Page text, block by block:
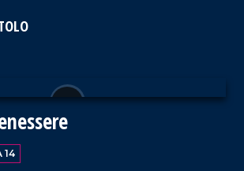
Società Italiana di Cardiologia,
Istituti clinici scientifici Maugeri,
Angelino.
14